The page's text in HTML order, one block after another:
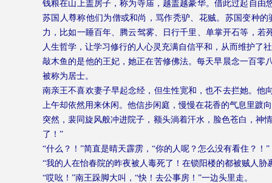
钱粮在山上盖房子，称为寺庙，越盖越豪华。借此过起自由
苏国人尊称他们为僧或和尚，骂作秃驴、花贼。苏国变种
力，比如一睡百年、腾云驾雾、日行千里、单掌开石等，
人生哲学，让学习修行的人心灵充满自信平和，从而维护了
敲木鱼的是他的王妃，她正在苦修佛法。每天早晨念一百
被称为居士。
南亲王不喜欢妻子早起念经，但生性宽和，也不去拦她。
上午却依然用来休闲。他信步闲庭，慢慢在花香的气息里踱
突然，裴同旋风般冲进院子，额头淌着汗水，脸色苍白，神
了！”
“什么？！”简直是晴天霹雳，“你的人呢？怎么没有看住？！”
“我的人在怡春院的昨夜被人毒死了！在锁阳楼的都被贼人
“哎吆！”南王跺脚大叫，“快！去公事房！”一边头里走。